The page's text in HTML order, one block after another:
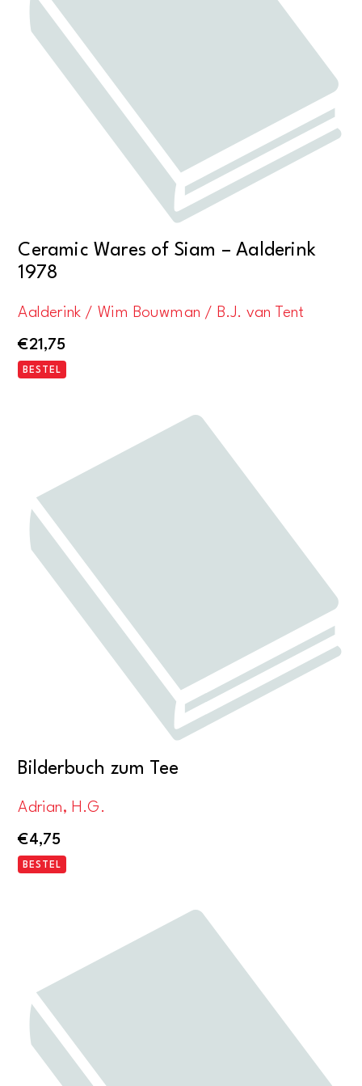
Ceramic Wares of Siam – Aalderink
1978
Aalderink / Wim Bouwman / B.J. van Tent
€21,75
BESTEL
Bilderbuch zum Tee
Adrian, H.G.
€4,75
BESTEL